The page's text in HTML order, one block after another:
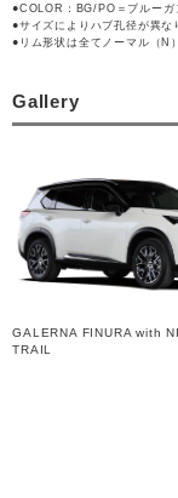
COLOR：BG/PO＝ブルーガ
サイズによりハブ孔径が異な
リム形状は全てノーマル（N
Gallery
GALERNA FINURA with
TRAIL